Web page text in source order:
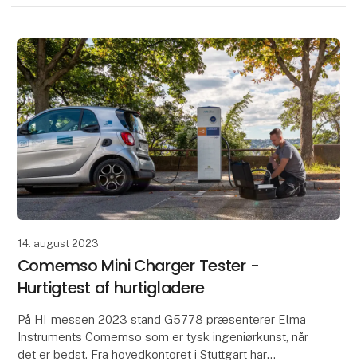
14. august 2023
Comemso Mini Charger Tester -
Hurtigtest af hurtigladere
På HI-messen 2023 stand G5778 præsenterer Elma
Instruments Comemso som er tysk ingeniørkunst, når
det er bedst. Fra hovedkontoret i Stuttgart har